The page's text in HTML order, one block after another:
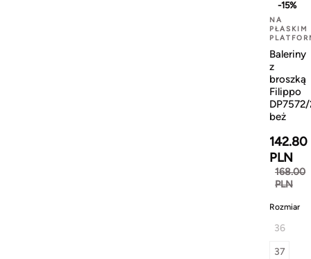
-15%
NA
PŁASKIM
Baleriny
z
broszką
Filippo
beż
142.80
PLN
168.00
PLN
Rozmiar
36
37